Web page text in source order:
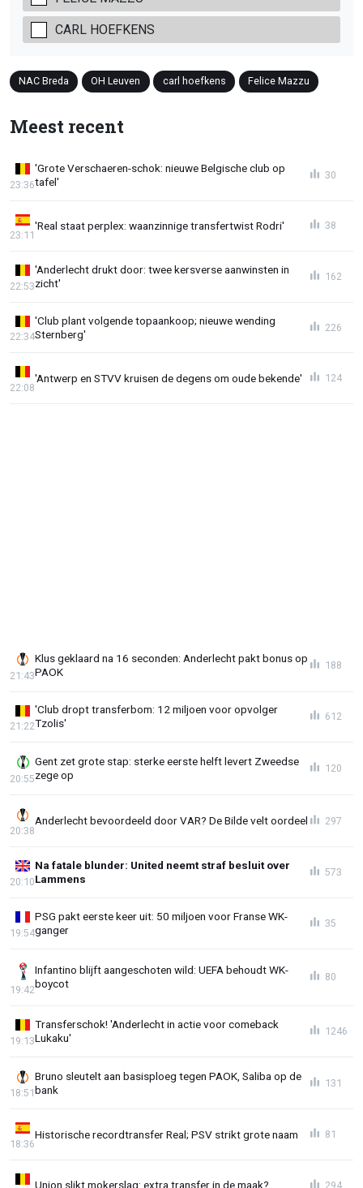
CARL HOEFKENS
NAC Breda OH Leuven carl hoefkens Felice Mazzu
Meest recent
'Grote Verschaeren-schok: nieuwe Belgische club op
tafel'
23:36
30
'Real staat perplex: waanzinnige transfertwist Rodri'
23:11
38
'Anderlecht drukt door: twee kersverse aanwinsten in
zicht'
22:53
162
'Club plant volgende topaankoop; nieuwe wending
Sternberg'
22:34
226
'Antwerp en STVV kruisen de degens om oude bekende'
22:08
124
Klus geklaard na 16 seconden: Anderlecht pakt bonus op
PAOK
21:43
188
'Club dropt transferbom: 12 miljoen voor opvolger
Tzolis'
21:22
612
Gent zet grote stap: sterke eerste helft levert Zweedse
zege op
20:55
120
Anderlecht bevoordeeld door VAR? De Bilde velt oordeel
20:38
297
Na fatale blunder: United neemt straf besluit over
Lammens
20:10
573
PSG pakt eerste keer uit: 50 miljoen voor Franse WK-
ganger
19:54
35
Infantino blijft aangeschoten wild: UEFA behoudt WK-
boycot
19:42
80
Transferschok! 'Anderlecht in actie voor comeback
Lukaku'
19:13
1246
Bruno sleutelt aan basisploeg tegen PAOK, Saliba op de
bank
18:51
131
Historische recordtransfer Real; PSV strikt grote naam
18:36
81
Union slikt mokerslag: extra transfer in de maak? 294